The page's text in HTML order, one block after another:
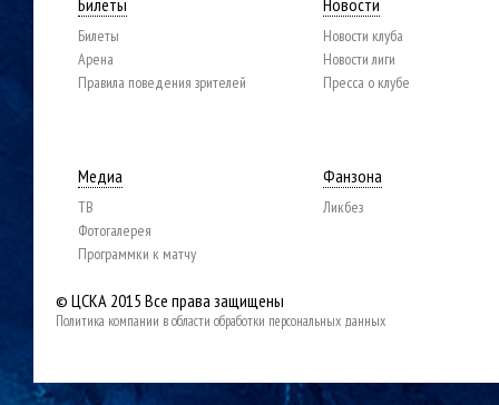
Билеты
Билеты
Арена
Правила поведения зрителей
Новости
Новости клуба
Новости лиги
Пресса о клубе
Медиа
ТВ
Фотогалерея
Программки к матчу
Фанзона
Ликбез
© ЦСКА 2015 Все права защищены
Политика компании в области обработки персональных данных